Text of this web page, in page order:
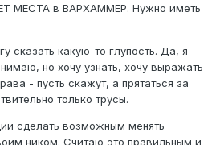
МЕСТА в ВАРХАММЕР. Нужно иметь
сказать какую-то глупость. Да, я
но хочу узнать, хочу выражать
- пусть скажут, а прятаться за
только трусы.
сделать возможным менять
ником. Считаю это правильным и